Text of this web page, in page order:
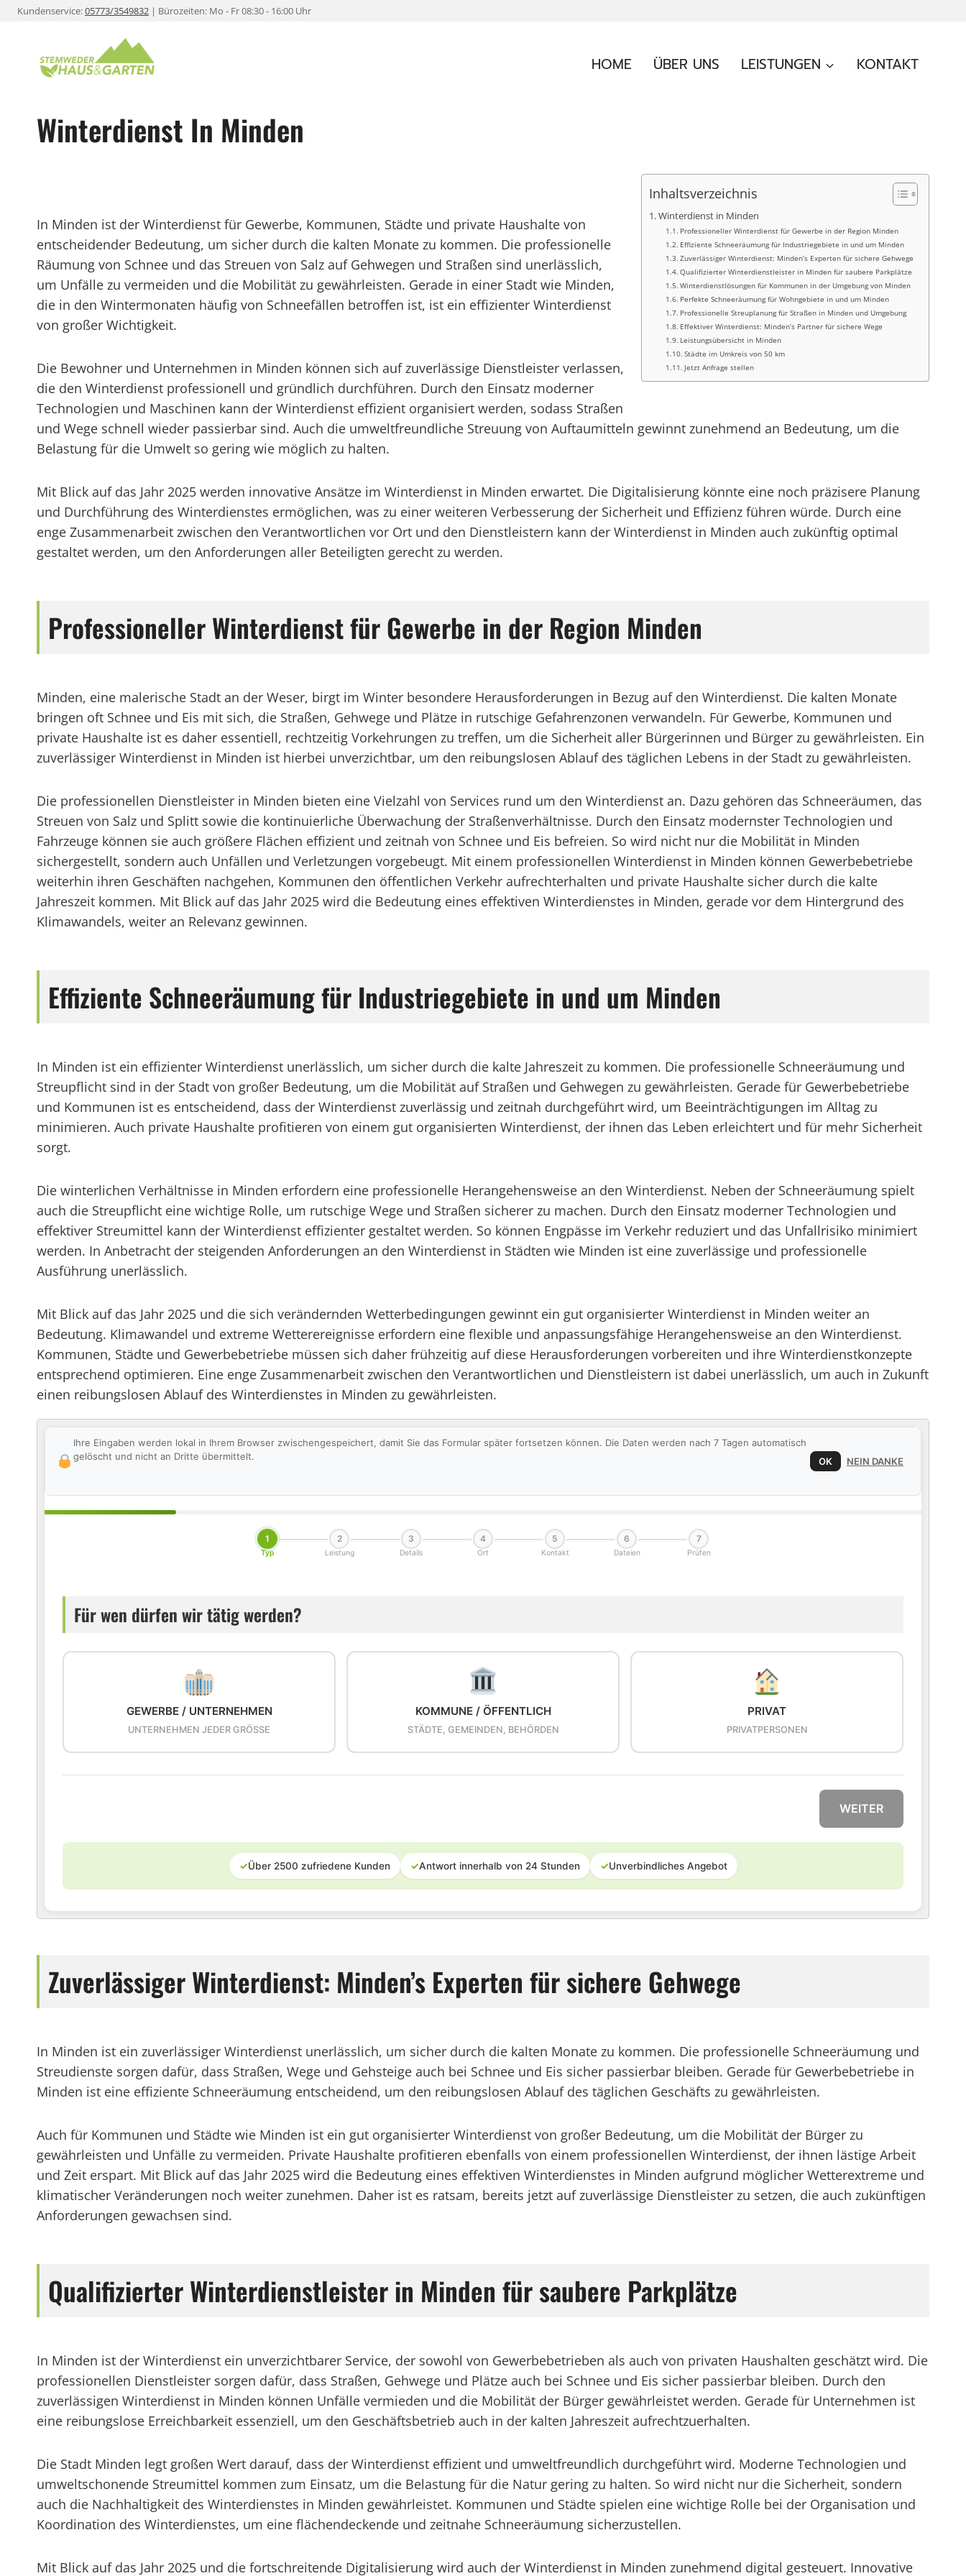
ZumKundenservice:05773/3549832 | Bürozeiten: Mo - Fr 08:30 - 16:00 Uhr
HOME ÜBER UNS LEISTUNGEN KONTAKT
Winterdienst In Minden
Inhaltsverzeichnis
Winterdienst in Minden
Professioneller Winterdienst für Gewerbe in der Region Minden
Effiziente Schneeräumung für Industriegebiete in und um Minden
Zuverlässiger Winterdienst: Minden’s Experten für sichere Gehwege
Qualifizierter Winterdienstleister in Minden für saubere Parkplätze
Winterdienstlösungen für Kommunen in der Umgebung von Minden
Perfekte Schneeräumung für Wohngebiete in und um Minden
Professionelle Streuplanung für Straßen in Minden und Umgebung
Effektiver Winterdienst: Minden’s Partner für sichere Wege
Leistungsübersicht in Minden
Städte im Umkreis von 50 km
Jetzt Anfrage stellen
In Minden ist der Winterdienst für Gewerbe, Kommunen, Städte und private Haushalte von
entscheidender Bedeutung, um sicher durch die kalten Monate zu kommen. Die professionelle
Räumung von Schnee und das Streuen von Salz auf Gehwegen und Straßen sind unerlässlich,
um Unfälle zu vermeiden und die Mobilität zu gewährleisten. Gerade in einer Stadt wie Minden,
die in den Wintermonaten häufig von Schneefällen betroffen ist, ist ein effizienter Winterdienst
von großer Wichtigkeit.
Die Bewohner und Unternehmen in Minden können sich auf zuverlässige Dienstleister verlassen,
die den Winterdienst professionell und gründlich durchführen. Durch den Einsatz moderner
Technologien und Maschinen kann der Winterdienst effizient organisiert werden, sodass Straßen
und Wege schnell wieder passierbar sind. Auch die umweltfreundliche Streuung von Auftaumitteln gewinnt zunehmend an Bedeutung, um die
Belastung für die Umwelt so gering wie möglich zu halten.
Mit Blick auf das Jahr 2025 werden innovative Ansätze im Winterdienst in Minden erwartet. Die Digitalisierung könnte eine noch präzisere Planung
und Durchführung des Winterdienstes ermöglichen, was zu einer weiteren Verbesserung der Sicherheit und Effizienz führen würde. Durch eine
enge Zusammenarbeit zwischen den Verantwortlichen vor Ort und den Dienstleistern kann der Winterdienst in Minden auch zukünftig optimal
gestaltet werden, um den Anforderungen aller Beteiligten gerecht zu werden.
Professioneller Winterdienst für Gewerbe in der Region Minden
Minden, eine malerische Stadt an der Weser, birgt im Winter besondere Herausforderungen in Bezug auf den Winterdienst. Die kalten Monate
bringen oft Schnee und Eis mit sich, die Straßen, Gehwege und Plätze in rutschige Gefahrenzonen verwandeln. Für Gewerbe, Kommunen und
private Haushalte ist es daher essentiell, rechtzeitig Vorkehrungen zu treffen, um die Sicherheit aller Bürgerinnen und Bürger zu gewährleisten. Ein
zuverlässiger Winterdienst in Minden ist hierbei unverzichtbar, um den reibungslosen Ablauf des täglichen Lebens in der Stadt zu gewährleisten.
Die professionellen Dienstleister in Minden bieten eine Vielzahl von Services rund um den Winterdienst an. Dazu gehören das Schneeräumen, das
Streuen von Salz und Splitt sowie die kontinuierliche Überwachung der Straßenverhältnisse. Durch den Einsatz modernster Technologien und
Fahrzeuge können sie auch größere Flächen effizient und zeitnah von Schnee und Eis befreien. So wird nicht nur die Mobilität in Minden
sichergestellt, sondern auch Unfällen und Verletzungen vorgebeugt. Mit einem professionellen Winterdienst in Minden können Gewerbebetriebe
weiterhin ihren Geschäften nachgehen, Kommunen den öffentlichen Verkehr aufrechterhalten und private Haushalte sicher durch die kalte
Jahreszeit kommen. Mit Blick auf das Jahr 2025 wird die Bedeutung eines effektiven Winterdienstes in Minden, gerade vor dem Hintergrund des
Klimawandels, weiter an Relevanz gewinnen.
Effiziente Schneeräumung für Industriegebiete in und um Minden
In Minden ist ein effizienter Winterdienst unerlässlich, um sicher durch die kalte Jahreszeit zu kommen. Die professionelle Schneeräumung und
Streupflicht sind in der Stadt von großer Bedeutung, um die Mobilität auf Straßen und Gehwegen zu gewährleisten. Gerade für Gewerbebetriebe
und Kommunen ist es entscheidend, dass der Winterdienst zuverlässig und zeitnah durchgeführt wird, um Beeinträchtigungen im Alltag zu
minimieren. Auch private Haushalte profitieren von einem gut organisierten Winterdienst, der ihnen das Leben erleichtert und für mehr Sicherheit
sorgt.
Die winterlichen Verhältnisse in Minden erfordern eine professionelle Herangehensweise an den Winterdienst. Neben der Schneeräumung spielt
auch die Streupflicht eine wichtige Rolle, um rutschige Wege und Straßen sicherer zu machen. Durch den Einsatz moderner Technologien und
effektiver Streumittel kann der Winterdienst effizienter gestaltet werden. So können Engpässe im Verkehr reduziert und das Unfallrisiko minimiert
werden. In Anbetracht der steigenden Anforderungen an den Winterdienst in Städten wie Minden ist eine zuverlässige und professionelle
Ausführung unerlässlich.
Mit Blick auf das Jahr 2025 und die sich verändernden Wetterbedingungen gewinnt ein gut organisierter Winterdienst in Minden weiter an
Bedeutung. Klimawandel und extreme Wetterereignisse erfordern eine flexible und anpassungsfähige Herangehensweise an den Winterdienst.
Kommunen, Städte und Gewerbebetriebe müssen sich daher frühzeitig auf diese Herausforderungen vorbereiten und ihre Winterdienstkonzepte
entsprechend optimieren. Eine enge Zusammenarbeit zwischen den Verantwortlichen und Dienstleistern ist dabei unerlässlich, um auch in Zukunft
einen reibungslosen Ablauf des Winterdienstes in Minden zu gewährleisten.
Ihre Eingaben werden lokal in Ihrem Browser zwischengespeichert, damit Sie das Formular später fortsetzen können. Die Daten werden nach 7 Tagen automatisch
gelöscht und nicht an Dritte übermittelt.
OK NEIN DANKE
1
Typ
2
Leistung
3
Details
4
Ort
5
Kontakt
6
Dateien
7
Prüfen
Für wen dürfen wir tätig werden?
GEWERBE / UNTERNEHMEN
UNTERNEHMEN JEDER GRÖSSE
KOMMUNE / ÖFFENTLICH
STÄDTE, GEMEINDEN, BEHÖRDEN
PRIVAT
PRIVATPERSONEN
WEITER
✓Über 2500 zufriedene Kunden ✓Antwort innerhalb von 24 Stunden ✓Unverbindliches Angebot
Zuverlässiger Winterdienst: Minden’s Experten für sichere Gehwege
In Minden ist ein zuverlässiger Winterdienst unerlässlich, um sicher durch die kalten Monate zu kommen. Die professionelle Schneeräumung und
Streudienste sorgen dafür, dass Straßen, Wege und Gehsteige auch bei Schnee und Eis sicher passierbar bleiben. Gerade für Gewerbebetriebe in
Minden ist eine effiziente Schneeräumung entscheidend, um den reibungslosen Ablauf des täglichen Geschäfts zu gewährleisten.
Auch für Kommunen und Städte wie Minden ist ein gut organisierter Winterdienst von großer Bedeutung, um die Mobilität der Bürger zu
gewährleisten und Unfälle zu vermeiden. Private Haushalte profitieren ebenfalls von einem professionellen Winterdienst, der ihnen lästige Arbeit
und Zeit erspart. Mit Blick auf das Jahr 2025 wird die Bedeutung eines effektiven Winterdienstes in Minden aufgrund möglicher Wetterextreme und
klimatischer Veränderungen noch weiter zunehmen. Daher ist es ratsam, bereits jetzt auf zuverlässige Dienstleister zu setzen, die auch zukünftigen
Anforderungen gewachsen sind.
Qualifizierter Winterdienstleister in Minden für saubere Parkplätze
In Minden ist der Winterdienst ein unverzichtbarer Service, der sowohl von Gewerbebetrieben als auch von privaten Haushalten geschätzt wird. Die
professionellen Dienstleister sorgen dafür, dass Straßen, Gehwege und Plätze auch bei Schnee und Eis sicher passierbar bleiben. Durch den
zuverlässigen Winterdienst in Minden können Unfälle vermieden und die Mobilität der Bürger gewährleistet werden. Gerade für Unternehmen ist
eine reibungslose Erreichbarkeit essenziell, um den Geschäftsbetrieb auch in der kalten Jahreszeit aufrechtzuerhalten.
Die Stadt Minden legt großen Wert darauf, dass der Winterdienst effizient und umweltfreundlich durchgeführt wird. Moderne Technologien und
umweltschonende Streumittel kommen zum Einsatz, um die Belastung für die Natur gering zu halten. So wird nicht nur die Sicherheit, sondern
auch die Nachhaltigkeit des Winterdienstes in Minden gewährleistet. Kommunen und Städte spielen eine wichtige Rolle bei der Organisation und
Koordination des Winterdienstes, um eine flächendeckende und zeitnahe Schneeräumung sicherzustellen.
Mit Blick auf das Jahr 2025 und die fortschreitende Digitalisierung wird auch der Winterdienst in Minden zunehmend digital gesteuert. Innovative